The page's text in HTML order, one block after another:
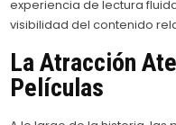
experiencia de lectura
visibilidad del contenido
La Atracción
Películas